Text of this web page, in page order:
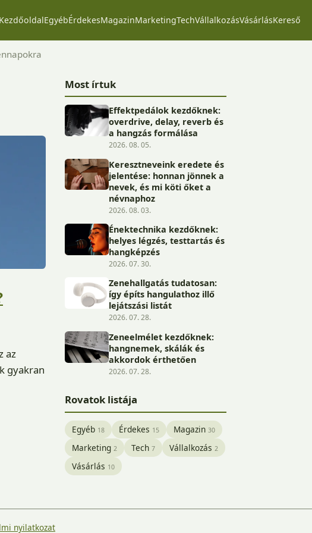
KezdőoldalEgyébÉrdekesMagazinMarketingTechVállalkozásVásárlásKereső
az
gyakran
Most írtuk
Effektpedálok kezdőknek:
overdrive, delay, reverb és
a hangzás formálása
2026. 08. 05.
Keresztneveink eredete és
jelentése: honnan jönnek a
nevek, és mi köti őket a
névnaphoz
2026. 08. 03.
Énektechnika kezdőknek:
helyes légzés, testtartás és
hangképzés
2026. 07. 30.
Zenehallgatás tudatosan:
így építs hangulathoz illő
lejátszási listát
2026. 07. 28.
Zeneelmélet kezdőknek:
hangnemek, skálák és
akkordok érthetően
2026. 07. 28.
Rovatok listája
Egyéb 18 Érdekes 15 Magazin 30
Marketing 2 Tech 7 Vállalkozás 2
Vásárlás 10
nyilatkozat